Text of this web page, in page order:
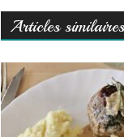
Articles similaires